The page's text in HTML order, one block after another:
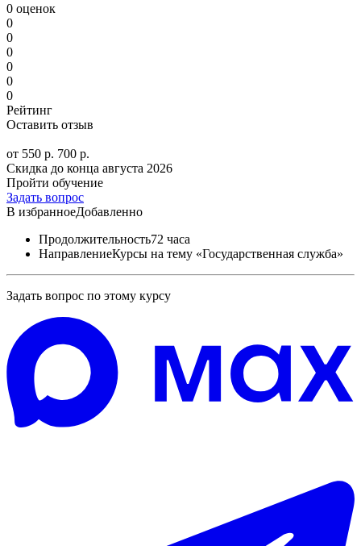
0 оценок
0
0
0
0
0
0
Рейтинг
Оставить отзыв
от 550 р. 700 р.
Скидка до конца августа 2026
Пройти обучение
Задать вопрос
В избранноеДобавленно
Продолжительность72 часа
НаправлениеКурсы на тему «Государственная служба»
Задать вопрос по этому курсу